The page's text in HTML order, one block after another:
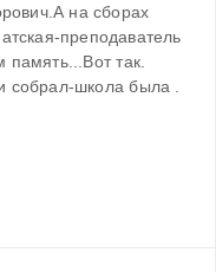
на сборах
преподаватель
память...Вот так.
собрал-школа была .